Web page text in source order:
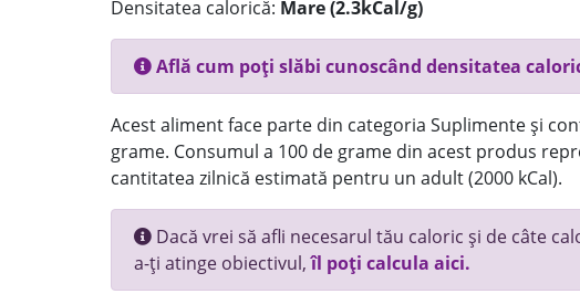
Densitatea calorică: Mare (2.3kCal/g)
Află cum poți slăbi cunoscând densitatea
Acest aliment face parte din categoria Suplimente și
grame. Consumul a 100 de grame din acest produs
cantitatea zilnică estimată pentru un adult (2000 kCal).
Dacă vrei să afli necesarul tău caloric și de câte
a-ți atinge obiectivul,îl poți calcula aici.